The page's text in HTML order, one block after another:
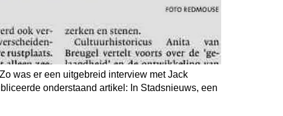
was er een uitgebreid interview met Jack
onderstaand artikel: In Stadsnieuws, een